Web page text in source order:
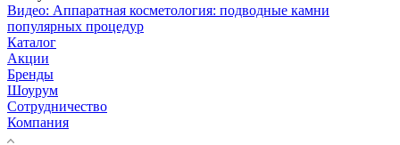
Видео: Аппаратная косметология: подводные камни
популярных процедур
Каталог
Акции
Бренды
Шоурум
Сотрудничество
Компания